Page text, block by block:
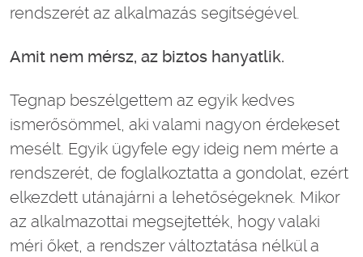
rendszerét az alkalmazás segítségével.
Amit nem mérsz, az biztos hanyatlik.
Tegnap beszélgettem az egyik kedves
ismerősömmel, aki valami nagyon érdekeset
mesélt. Egyik ügyfele egy ideig nem mérte a
rendszerét, de foglalkoztatta a gondolat, ezért
elkezdett utánajárni a lehetőségeknek. Mikor
az alkalmazottai megsejtették, hogy valaki
méri őket, a rendszer változtatása nélkül a